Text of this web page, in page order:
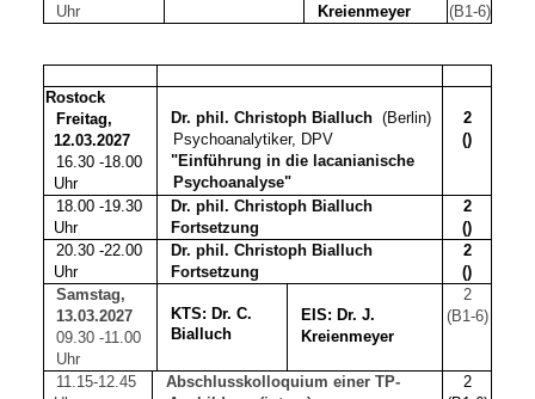
Uhr
Kreienmeyer
(B1-6)
Rostock
Freitag,
12.03.2027
16.30 -18.00
Uhr
Dr. phil. Christoph Bialluch (Berlin)
Psychoanalytiker, DPV
"Einführung in die lacanianische
Psychoanalyse"
2
()
18.00 -19.30
Uhr
Dr. phil. Christoph Bialluch
Fortsetzung
2
()
20.30 -22.00
Uhr
Dr. phil. Christoph Bialluch
Fortsetzung
2
()
Samstag,
13.03.2027
09.30 -11.00
Uhr
KTS: Dr. C.
Bialluch
EIS: Dr. J.
Kreienmeyer
2
(B1-6)
11.15-12.45
Abschlusskolloquium einer TP-
2